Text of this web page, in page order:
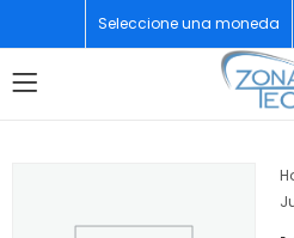
Seleccione una moneda